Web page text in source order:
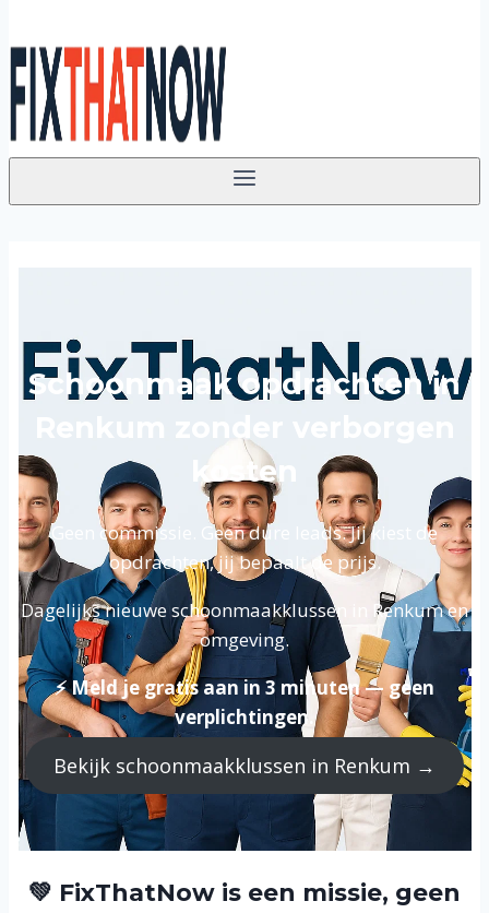
Schoonmaak opdrachten in
kosten
Geen commissie. Geen dure leads. Jij kiest de
opdrachten, jij bepaalt de prijs.
Dagelijks nieuwe schoonmaakklussen in Renkum en
omgeving.
⚡ Meld je gratis aan in 3 minuten — geen
verplichtingen.
Bekijk schoonmaakklussen in Renkum →
💚 FixThatNow is een missie, geen